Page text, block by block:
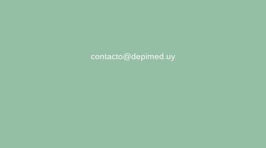
contacto@depimed.uy